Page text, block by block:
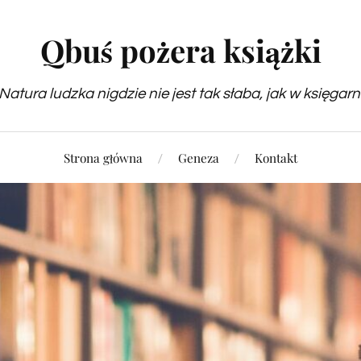
Qbuś pożera książki
ludzka nigdzie nie jest tak słaba, jak w
Strona główna Geneza Kontakt